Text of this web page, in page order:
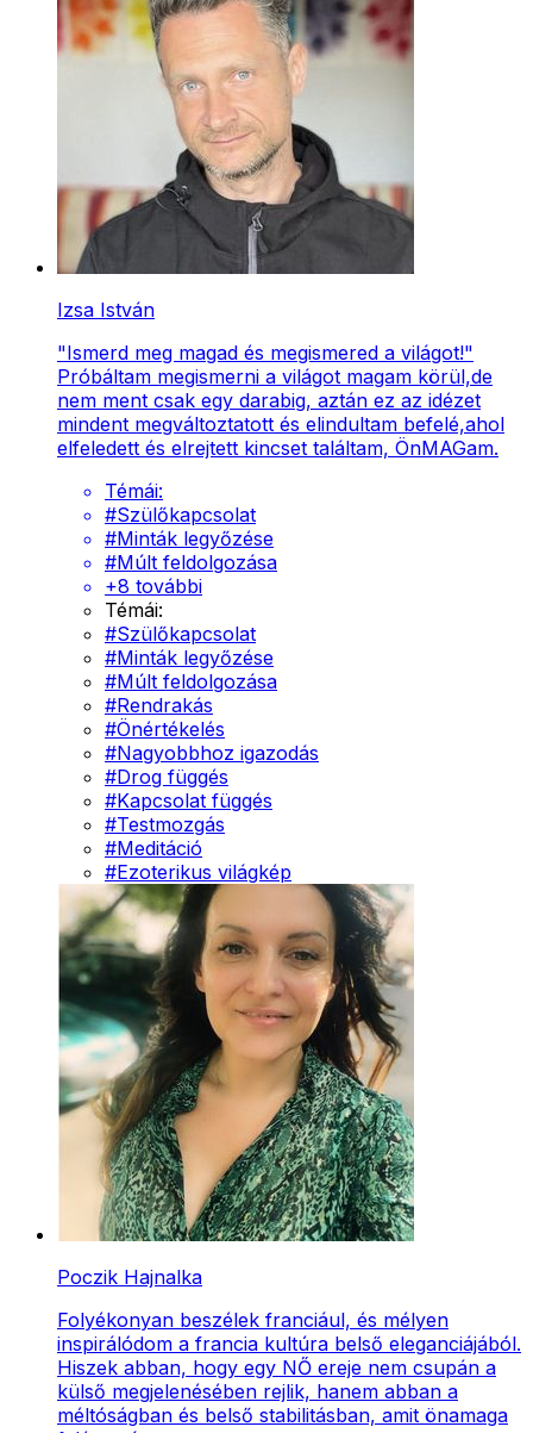
Izsa István
"Ismerd meg magad és megismered a világot!"
Próbáltam megismerni a világot magam körül,de
nem ment csak egy darabig, aztán ez az idézet
mindent megváltoztatott és elindultam befelé,ahol
elfeledett és elrejtett kincset találtam, ÖnMAGam.
Témái:
#Szülőkapcsolat
#Minták legyőzése
#Múlt feldolgozása
+8 további
Témái:
#Szülőkapcsolat
#Minták legyőzése
#Múlt feldolgozása
#Rendrakás
#Önértékelés
#Nagyobbhoz igazodás
#Drog függés
#Kapcsolat függés
#Testmozgás
#Meditáció
#Ezoterikus világkép
Poczik Hajnalka
Folyékonyan beszélek franciául, és mélyen
inspirálódom a francia kultúra belső eleganciájából.
Hiszek abban, hogy egy NŐ ereje nem csupán a
külső megjelenésében rejlik, hanem abban a
méltóságban és belső stabilitásban, amit önamaga